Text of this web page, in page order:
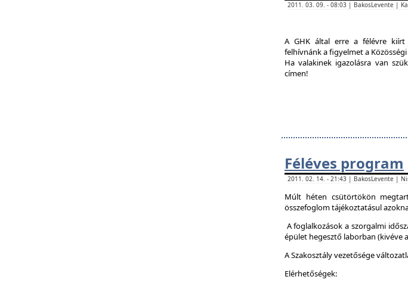
2011. 03. 09. - 08:03 | BakosLevente |
A GHK által erre a félévre kiírt
felhívnánk a figyelmet a
Ha valakinek igazolásra van
címen!
Féléves program
2011. 02. 14. - 21:43 | BakosLevente |
Múlt héten csütörtökön
összefoglom tájékoztatásul
A foglalkozások a szorgalmi
épület hegesztő laborban (kivéve
A Szakosztály vezetősége
Elérhetőségek: